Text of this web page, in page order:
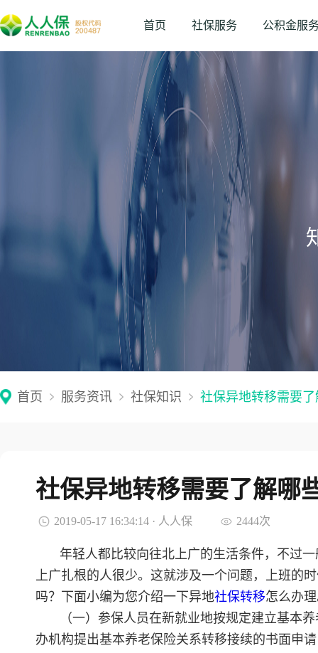
首页 社保服务 公积金服
首页 服务资讯 社保知识 社保异地转移需要
社保异地转移需要了解哪
2019-05-17 16:34:14 · 人人保 2444次
年轻人都比较向往北上广的生活条件，不过
上广扎根的人很少。这就涉及一个问题，上班的
吗？下面小编为您介绍一下异地社保转移怎么办
（一）参保人员在新就业地按规定建立基本
办机构提出基本养老保险关系转移接续的书面申